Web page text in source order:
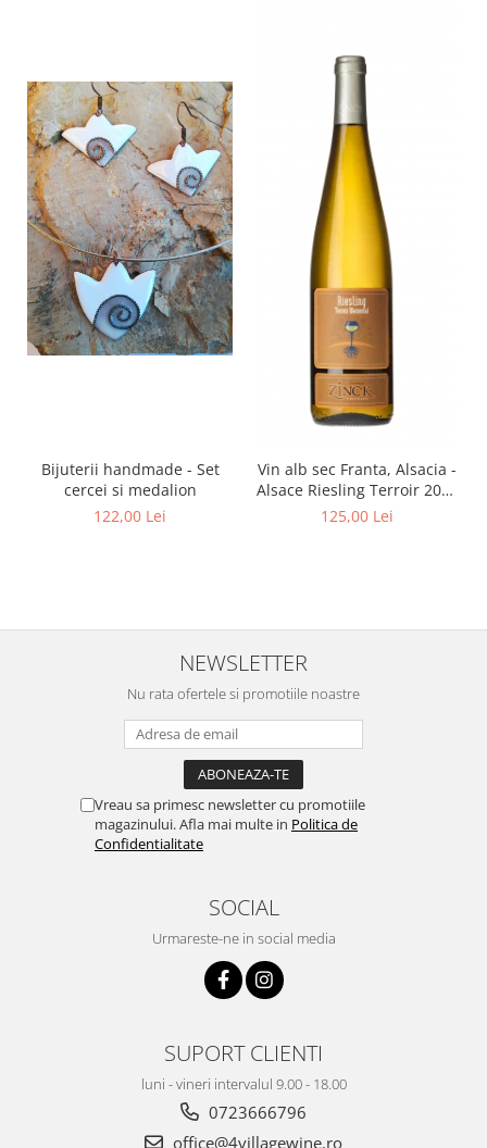
Bijuterii handmade - Set
cercei si medalion
122,00 Lei
Vin alb sec Franta, Alsacia -
Alsace Riesling Terroir 2021
750ml Philippe Zinck -
125,00 Lei
NEWSLETTER
Nu rata ofertele si promotiile noastre
Vreau sa primesc newsletter cu promotiile
magazinului. Afla mai multe in Politica de
Confidentialitate
SOCIAL
Urmareste-ne in social media
SUPORT CLIENTI
luni - vineri intervalul 9.00 - 18.00
0723666796
office@4villagewine.ro